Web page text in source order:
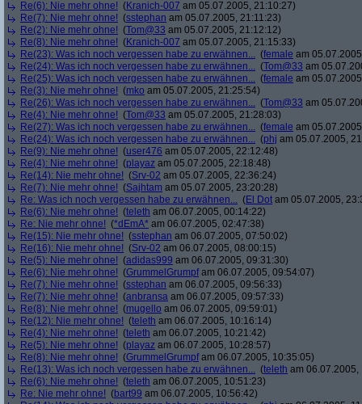
Re(6): Nie mehr ohne! (Kranich-007 am 05.07.2005, 21:10:27)
Re(7): Nie mehr ohne! (sstephan am 05.07.2005, 21:11:23)
Re(2): Nie mehr ohne! (Tom@33 am 05.07.2005, 21:12:12)
Re(8): Nie mehr ohne! (Kranich-007 am 05.07.2005, 21:15:33)
Re(23): Was ich noch vergessen habe zu erwähnen... (female am
Re(24): Was ich noch vergessen habe zu erwähnen... (Tom@33 am
Re(25): Was ich noch vergessen habe zu erwähnen... (female am
Re(3): Nie mehr ohne! (mko am 05.07.2005, 21:25:54)
Re(26): Was ich noch vergessen habe zu erwähnen... (Tom@33 am
Re(4): Nie mehr ohne! (Tom@33 am 05.07.2005, 21:28:03)
Re(27): Was ich noch vergessen habe zu erwähnen... (female am
Re(24): Was ich noch vergessen habe zu erwähnen... (phj am 05.07.2005,
Re(9): Nie mehr ohne! (user476 am 05.07.2005, 22:12:48)
Re(4): Nie mehr ohne! (playaz am 05.07.2005, 22:18:48)
Re(14): Nie mehr ohne! (Srv-02 am 05.07.2005, 22:36:24)
Re(7): Nie mehr ohne! (Sajhtam am 05.07.2005, 23:20:28)
Re: Was ich noch vergessen habe zu erwähnen... (El Dot am 05.07.2005,
Re(6): Nie mehr ohne! (teleth am 06.07.2005, 00:14:22)
Re: Nie mehr ohne! (*dEmA* am 06.07.2005, 02:47:38)
Re(15): Nie mehr ohne! (sstephan am 06.07.2005, 07:50:02)
Re(16): Nie mehr ohne! (Srv-02 am 06.07.2005, 08:00:15)
Re(5): Nie mehr ohne! (adidas999 am 06.07.2005, 09:31:30)
Re(6): Nie mehr ohne! (GrummelGrumpfam 06.07.2005, 09:54:07)
Re(7): Nie mehr ohne! (sstephan am 06.07.2005, 09:56:33)
Re(7): Nie mehr ohne! (anbransa am 06.07.2005, 09:57:33)
Re(8): Nie mehr ohne! (mugello am 06.07.2005, 09:59:01)
Re(12): Nie mehr ohne! (teleth am 06.07.2005, 10:16:14)
Re(4): Nie mehr ohne! (teleth am 06.07.2005, 10:21:42)
Re(5): Nie mehr ohne! (playaz am 06.07.2005, 10:28:57)
Re(8): Nie mehr ohne! (GrummelGrumpfam 06.07.2005, 10:35:05)
Re(13): Was ich noch vergessen habe zu erwähnen... (teleth am 06.07.2005,
Re(6): Nie mehr ohne! (teleth am 06.07.2005, 10:51:23)
Re: Nie mehr ohne! (bart99 am 06.07.2005, 10:56:42)